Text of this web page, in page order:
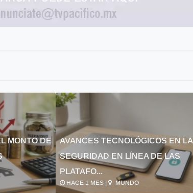
MONTO DE
AVANCES TECNOLÓGICOS EN LA
SEGURIDAD EN LÍNEA DE LAS
PLATAFO...
HACE 1 MES | MUNDO